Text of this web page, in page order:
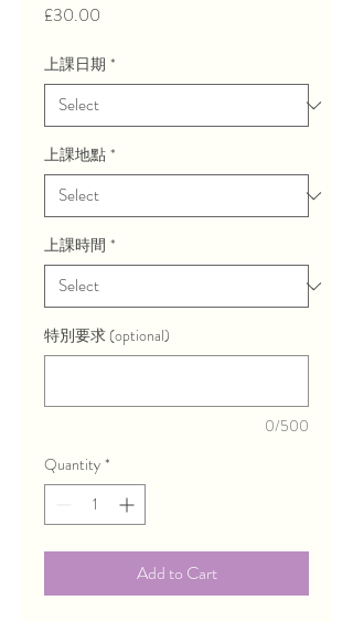
£30.00
上課日期 *
上課地點 *
上課時間 *
特別要求 (optional)
0/500
Quantity *
Add to Cart